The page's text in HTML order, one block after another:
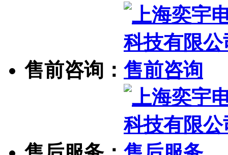
售前咨询：